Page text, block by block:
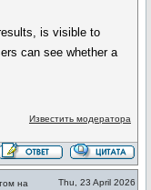
is visible to
can see whether a
Известить модератора
на
Thu, 23 April 2026